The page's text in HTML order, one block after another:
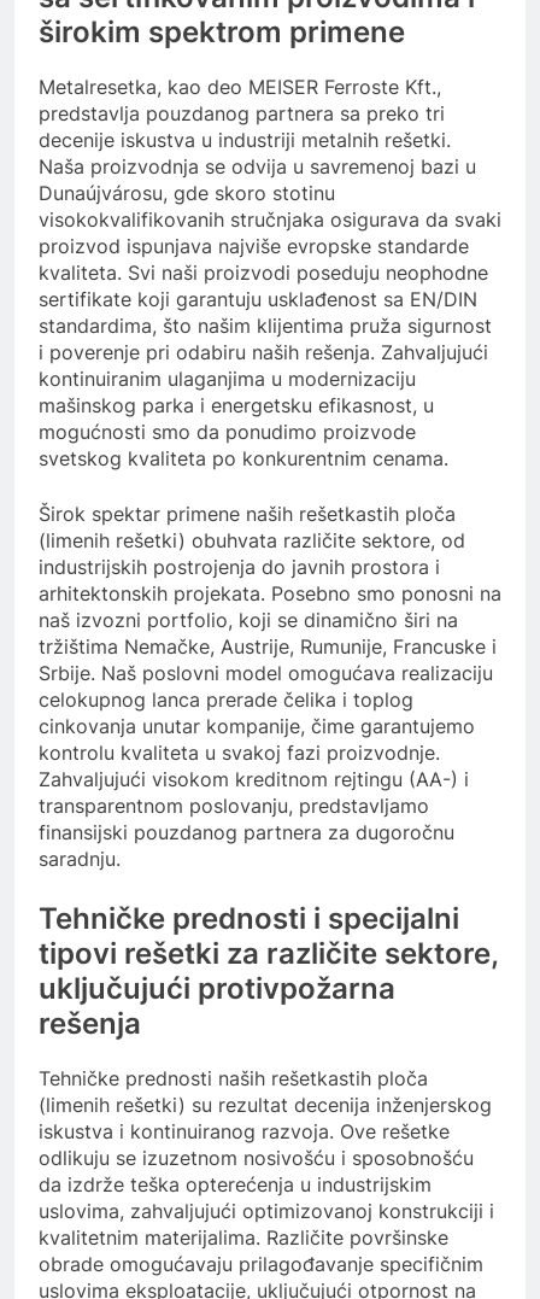
širokim spektrom primene
Metalresetka, kao deo MEISER Ferroste Kft.,
predstavlja pouzdanog partnera sa preko tri
decenije iskustva u industriji metalnih rešetki.
Naša proizvodnja se odvija u savremenoj bazi u
Dunaújvárosu, gde skoro stotinu
visokokvalifikovanih stručnjaka osigurava da svaki
proizvod ispunjava najviše evropske standarde
kvaliteta. Svi naši proizvodi poseduju neophodne
sertifikate koji garantuju usklađenost sa EN/DIN
standardima, što našim klijentima pruža sigurnost
i poverenje pri odabiru naših rešenja. Zahvaljujući
kontinuiranim ulaganjima u modernizaciju
mašinskog parka i energetsku efikasnost, u
mogućnosti smo da ponudimo proizvode
svetskog kvaliteta po konkurentnim cenama.
Širok spektar primene naših rešetkastih ploča
(limenih rešetki) obuhvata različite sektore, od
industrijskih postrojenja do javnih prostora i
arhitektonskih projekata. Posebno smo ponosni na
naš izvozni portfolio, koji se dinamično širi na
tržištima Nemačke, Austrije, Rumunije, Francuske i
Srbije. Naš poslovni model omogućava realizaciju
celokupnog lanca prerade čelika i toplog
cinkovanja unutar kompanije, čime garantujemo
kontrolu kvaliteta u svakoj fazi proizvodnje.
Zahvaljujući visokom kreditnom rejtingu (AA-) i
transparentnom poslovanju, predstavljamo
finansijski pouzdanog partnera za dugoročnu
saradnju.
Tehničke prednosti i specijalni
tipovi rešetki za različite sektore,
uključujući protivpožarna
rešenja
Tehničke prednosti naših rešetkastih ploča
(limenih rešetki) su rezultat decenija inženjerskog
iskustva i kontinuiranog razvoja. Ove rešetke
odlikuju se izuzetnom nosivošću i sposobnošću
da izdrže teška opterećenja u industrijskim
uslovima, zahvaljujući optimizovanoj konstrukciji i
kvalitetnim materijalima. Različite površinske
obrade omogućavaju prilagođavanje specifičnim
uslovima eksploatacije, uključujući otpornost na